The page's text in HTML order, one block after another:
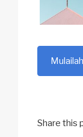
Share this